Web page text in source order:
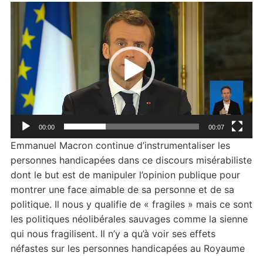
Lecteur
vidéo
00:00 00:07
Emmanuel Macron continue d’instrumentaliser les
personnes handicapées dans ce discours misérabiliste
dont le but est de manipuler l’opinion publique pour
montrer une face aimable de sa personne et de sa
politique. Il nous y qualifie de « fragiles » mais ce sont
les politiques néolibérales sauvages comme la sienne
qui nous fragilisent. Il n’y a qu’à voir ses effets
néfastes sur les personnes handicapées au Royaume